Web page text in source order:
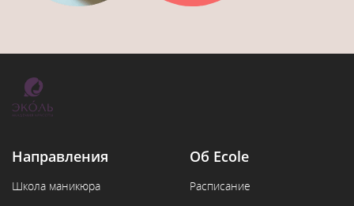
Направления
Школа маникюра
Об Ecole
Расписание